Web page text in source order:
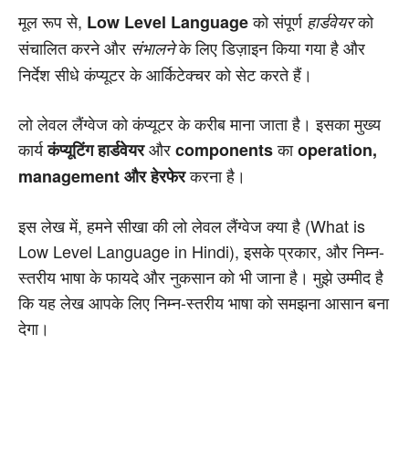
मूल रूप से, Low Level Languageको संपूर्ण हार्डवेयरको
संचालित करने और संभालनेके लिए डिज़ाइन किया गया है और
निर्देश सीधे कंप्यूटर के आर्किटेक्चर को सेट करते हैं।
लो लेवल लैंग्वेज को कंप्यूटर के करीब माना जाता है। इसका मुख्य
कार्यकंप्यूटिंग हार्डवेयरऔरcomponentsकाoperation,
management और हेरफेरकरना है।
इस लेख में, हमने सीखा की लो लेवल लैंग्वेज क्या है (What is
Low Level Language in Hindi), इसके प्रकार, और निम्न-
स्तरीय भाषा के फायदे और नुकसान को भी जाना है। मुझे उम्मीद है
कि यह लेख आपके लिए निम्न-स्तरीय भाषा को समझना आसान बना
देगा।